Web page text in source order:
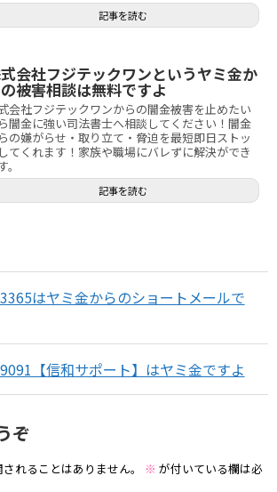
記事を読む
会社フジテックワンというヤミ金か
被害相談は無料ですよ
会社フジテックワンからの闇金被害を止めたい
闇金に強い司法書士へ相談してください！闇金
の嫌がらせ・取り立て・脅迫を最短即日ストッ
てくれます！家族や職場にバレずに解決ができ
。
記事を読む
はヤミ金からのショートメールで
【信和サポート】はヤミ金ですよ
ぞ
れることはありません。 ※ が付いている欄は必